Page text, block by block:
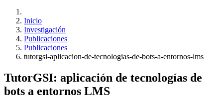
Inicio
Investigación
Publicaciones
Publicaciones
tutorgsi-aplicacion-de-tecnologias-de-bots-a-entornos-lms
TutorGSI: aplicación de tecnologías de
bots a entornos LMS